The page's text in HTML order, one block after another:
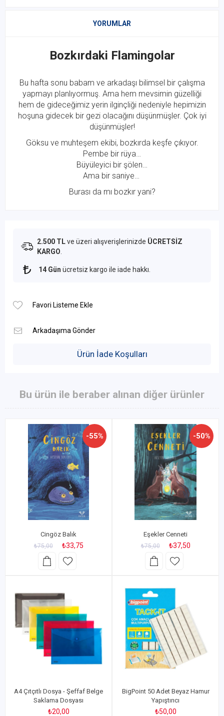
YORUMLAR
Bozkırdaki Flamingolar
Bu hafta sonu babam ve arkadaşı bilimsel bir çalışma
yapmayı planlıyormuş. Ama hem mevsimin güzelliği
hem de gideceğimiz yerin ilginçliği nedeniyle hepimizin
hoşuna gidecek bir gezi olacağını düşünmüşler. Çok iyi
düşünmüşler!
Göksu ve muhteşem ekibi, bozkırda keşfe çıkıyor.
Pembe bir rüya…
Büyüleyici bir şölen…
Ama bir saniye…
Burası da mı bozkır yani?
2.500 TLve üzeri alışverişlerinizde ÜCRETSİZ
KARGO
14 Gün ücretsiz kargo ile iade hakkı.
Ürün İade Koşulları
Bu ürün ile beraber alınan diğer ürünler
-55%
Cingöz Balık
₺75,00 ₺33,75
-50%
Eşekler Cenneti
₺75,00 ₺37,50
A4 Çıtçıtlı Dosya - Şeffaf Belge
Saklama Dosyası
₺20,00
BigPoint 50 Adet Beyaz Hamur
Yapıştırıcı
₺50,00